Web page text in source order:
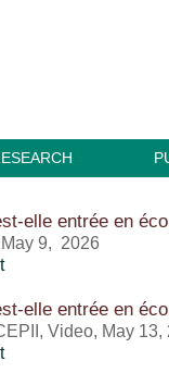
elle entrée en
9, 2026
elle entrée en
Video, May 13,